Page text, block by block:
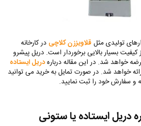
تولیدی مثل قلاویززن کلاچی در کارخانه
بسیار بالایی برخوردار است. دریل پیشرو
خواهد شد. در این مقاله دربارهدریل ایستاده
خواهد شد. در صورت تمایل به خرید می توانید
و سفارش خود را ثبت نمایید.
دریل ایستاده یا ستونی